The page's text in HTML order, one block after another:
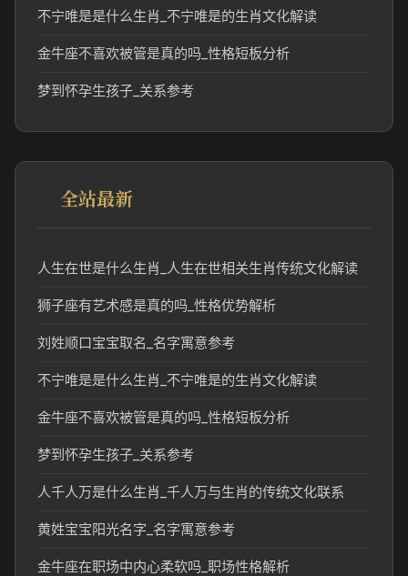
不宁唯是是什么生肖_不宁唯是的生肖文化解读
金牛座不喜欢被管是真的吗_性格短板分析
梦到怀孕生孩子_关系参考
全站最新
人生在世是什么生肖_人生在世相关生肖传统文化解读
狮子座有艺术感是真的吗_性格优势解析
刘姓顺口宝宝取名_名字寓意参考
不宁唯是是什么生肖_不宁唯是的生肖文化解读
金牛座不喜欢被管是真的吗_性格短板分析
梦到怀孕生孩子_关系参考
人千人万是什么生肖_千人万与生肖的传统文化联系
黄姓宝宝阳光名字_名字寓意参考
金牛座在职场中内心柔软吗_职场性格解析